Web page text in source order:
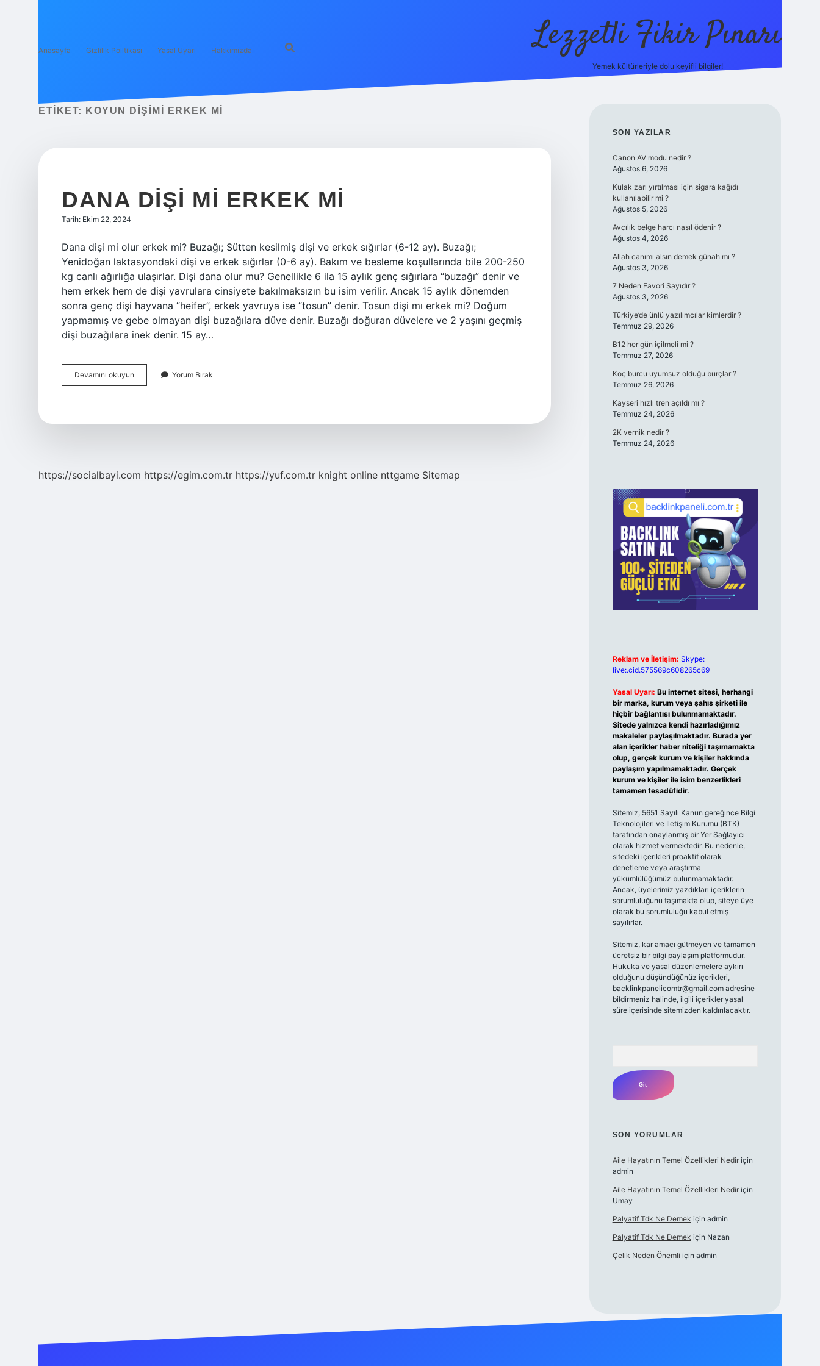
Anasayfa Gizlilik Politikası Yasal Uyarı Hakkımızda Lezzetli Fikir Pınarı
Yemek kültürleriyle dolu keyifli bilgiler!
ETIKET: KOYUN DIŞIMI ERKEK MI
DANA DIŞI MI ERKEK MI
Tarih: Ekim 22, 2024
Dana dişi mi olur erkek mi? Buzağı; Sütten kesilmiş dişi ve erkek sığırlar (6-12 ay). Buzağı;
Yenidoğan laktasyondaki dişi ve erkek sığırlar (0-6 ay). Bakım ve besleme koşullarında bile 200-250
kg canlı ağırlığa ulaşırlar. Dişi dana olur mu? Genellikle 6 ila 15 aylık genç sığırlara “buzağı” denir ve
hem erkek hem de dişi yavrulara cinsiyete bakılmaksızın bu isim verilir. Ancak 15 aylık dönemden
sonra genç dişi hayvana “heifer”, erkek yavruya ise “tosun” denir. Tosun dişi mı erkek mi? Doğum
yapmamış ve gebe olmayan dişi buzağılara düve denir. Buzağı doğuran düvelere ve 2 yaşını geçmiş
dişi buzağılara inek denir. 15 ay…
Devamını okuyun
Dişi
Yorum Bırak
https://socialbayi.com https://egim.com.tr https://yuf.com.tr knight online nttgame Sitemap
SIDEBAR
SON YAZILAR
Canon AV modu nedir ?
Ağustos 6, 2026
Kulak zarı yırtılması için sigara kağıdı
kullanılabilir mi ?
Ağustos 5, 2026
Avcılık belge harcı nasıl ödenir ?
Ağustos 4, 2026
Allah canımı alsın demek günah mı ?
Ağustos 3, 2026
7 Neden Favori Sayıdır ?
Ağustos 3, 2026
Türkiye’de ünlü yazılımcılar kimlerdir ?
Temmuz 29, 2026
B12 her gün içilmeli mi ?
Temmuz 27, 2026
Koç burcu uyumsuz olduğu burçlar ?
Temmuz 26, 2026
Kayseri hızlı tren açıldı mı ?
Temmuz 24, 2026
2K vernik nedir ?
Temmuz 24, 2026
Reklam ve İletişim: Skype:
live:.cid.575569c608265c69
Yasal Uyarı: Bu internet sitesi, herhangi
bir marka, kurum veya şahıs şirketi ile
hiçbir bağlantısı bulunmamaktadır.
Sitede yalnızca kendi hazırladığımız
makaleler paylaşılmaktadır. Burada yer
alan içerikler haber niteliği taşımamakta
olup, gerçek kurum ve kişiler hakkında
paylaşım yapılmamaktadır. Gerçek
kurum ve kişiler ile isim benzerlikleri
tamamen tesadüfidir.
Sitemiz, 5651 Sayılı Kanun gereğince Bilgi
Teknolojileri ve İletişim Kurumu (BTK)
tarafından onaylanmış bir Yer Sağlayıcı
olarak hizmet vermektedir. Bu nedenle,
sitedeki içerikleri proaktif olarak
denetleme veya araştırma
yükümlülüğümüz bulunmamaktadır.
Ancak, üyelerimiz yazdıkları içeriklerin
sorumluluğunu taşımakta olup, siteye üye
olarak bu sorumluluğu kabul etmiş
sayılırlar.
Sitemiz, kar amacı gütmeyen ve tamamen
ücretsiz bir bilgi paylaşım platformudur.
Hukuka ve yasal düzenlemelere aykırı
olduğunu düşündüğünüz içerikleri,
backlinkpanelicomtr@gmail.comadresine
bildirmeniz halinde, ilgili içerikler yasal
süre içerisinde sitemizden kaldırılacaktır.
SON YORUMLAR
Aile Hayatının Temel Özellikleri Nediriçin
admin
Aile Hayatının Temel Özellikleri Nediriçin
Umay
Palyatif Tdk Ne Demek için admin
Palyatif Tdk Ne Demek için Nazan
Çelik Neden Önemli için admin